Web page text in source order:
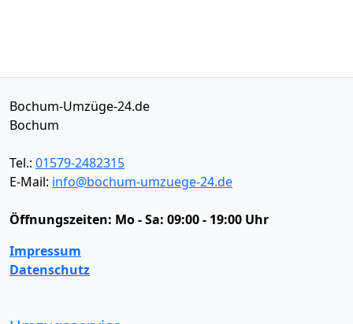
Bochum-Umzüge-24.de
Bochum
Tel.: 01579-2482315
E-Mail: info@bochum-umzuege-24.de
Öffnungszeiten: Mo - Sa: 09:00 - 19:00 Uhr
Impressum
Datenschutz